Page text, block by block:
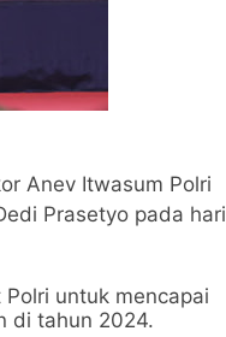
Anev Itwasum Polri
Prasetyo pada hari
untuk mencapai
di tahun 2024.